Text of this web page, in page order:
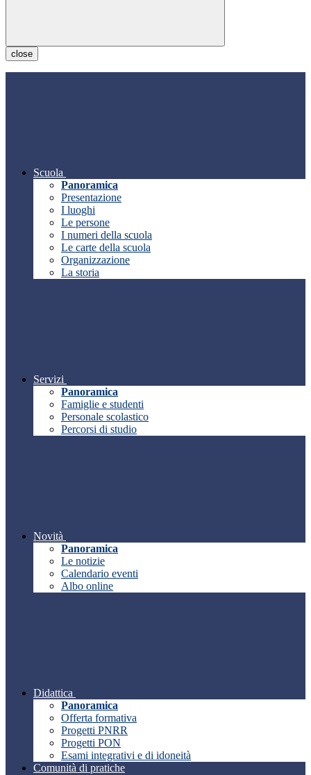
close
Scuola
Panoramica
Presentazione
I luoghi
Le persone
I numeri della scuola
Le carte della scuola
Organizzazione
La storia
Servizi
Panoramica
Famiglie e studenti
Personale scolastico
Percorsi di studio
Novità
Panoramica
Le notizie
Calendario eventi
Albo online
Didattica
Panoramica
Offerta formativa
Progetti PNRR
Progetti PON
Esami integrativi e di idoneità
Comunità di pratiche